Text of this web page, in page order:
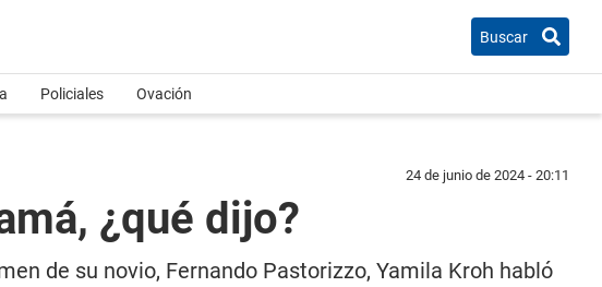
Buscar
Policiales Ovación
24 de junio de 2024 - 20:11
¿qué dijo?
de su novio, Fernando Pastorizzo, Yamila Kroh habló